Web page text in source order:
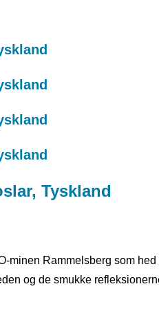
Rammelsberg som
og de smukke